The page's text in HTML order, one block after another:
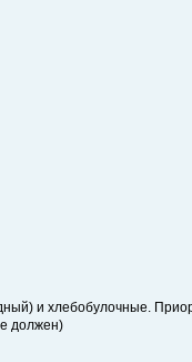
и хлебобулочные.
должен)